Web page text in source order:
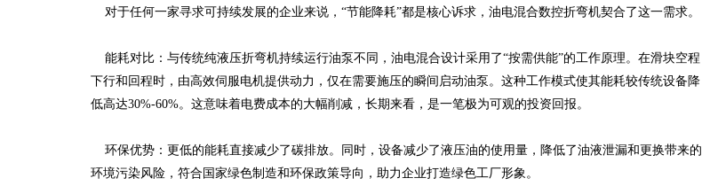
对于任何一家寻求可持续发展的企业来说，“节能降耗”都是核心诉求，油电混合数控折弯机契合了这一需求。
能耗对比：与传统纯液压折弯机持续运行油泵不同，油电混合设计采用了“按需供能”的工作原理。在滑块空程
下行和回程时，由高效伺服电机提供动力，仅在需要施压的瞬间启动油泵。这种工作模式使其能耗较传统设备降
低高达30%-60%。这意味着电费成本的大幅削减，长期来看，是一笔极为可观的投资回报。
环保优势：更低的能耗直接减少了碳排放。同时，设备减少了液压油的使用量，降低了油液泄漏和更换带来的
环境污染风险，符合国家绿色制造和环保政策导向，助力企业打造绿色工厂形象。